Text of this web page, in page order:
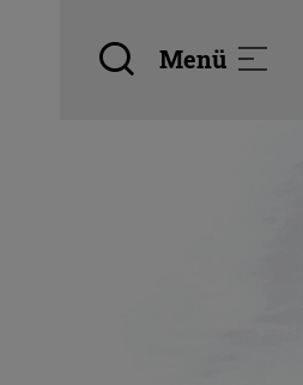
Menü